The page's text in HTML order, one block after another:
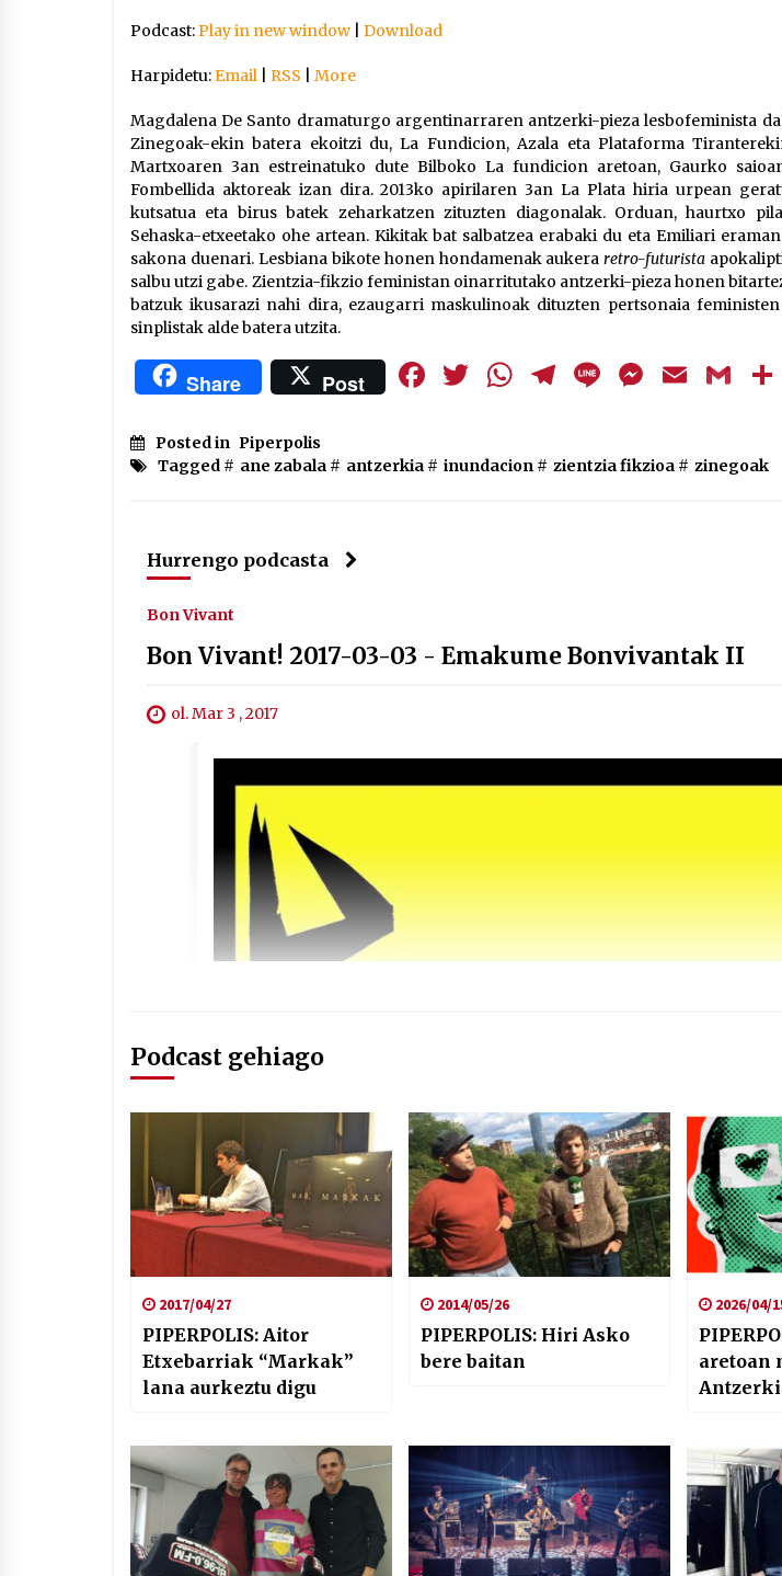
Podcast:Play in new window Download
Harpidetu:Email RSS More
Magdalena De Santo dramaturgo argentinarraren antzerki-pieza lesbofeminista
Zinegoak-ekin batera ekoitzi du, La Fundicion, Azala eta Plataforma
Martxoaren 3an estreinatuko dute Bilboko La fundicion aretoan, Gaurko
Fombellida aktoreak izan dira. 2013ko apirilaren 3an La Plata hiria urpean
kutsatua eta birus batek zeharkatzen zituzten diagonalak. Orduan, haurtxo
Sehaska-etxeetako ohe artean. Kikitak bat salbatzea erabaki du eta Emiliari
sakona duenari. Lesbiana bikote honen hondamenak aukeraretro-futurista
salbu utzi gabe. Zientzia-fikzio feministan oinarritutako antzerki-pieza honen
batzuk ikusarazi nahi dira, ezaugarri maskulinoak dituzten pertsonaia
sinplistak alde batera utzita.
Share Post Facebook
Twitter
WhatsApp
Telegram
Line Email
Posted in Piperpolis
Tagged # ane zabala # antzerkia # inundacion # zientzia fikzioa # zinegoak
Hurrengo podcasta
Bon Vivant
Bon Vivant! 2017-03-03 - Emakume Bonvivantak II
ol. Mar 3 , 2017
Podcast gehiago
2017/04/27
PIPERPOLIS: Aitor
Etxebarriak “Markak”
lana aurkeztu digu
2014/05/26
PIPERPOLIS: Hiri Asko
bere baitan
2026/04/
aretoan